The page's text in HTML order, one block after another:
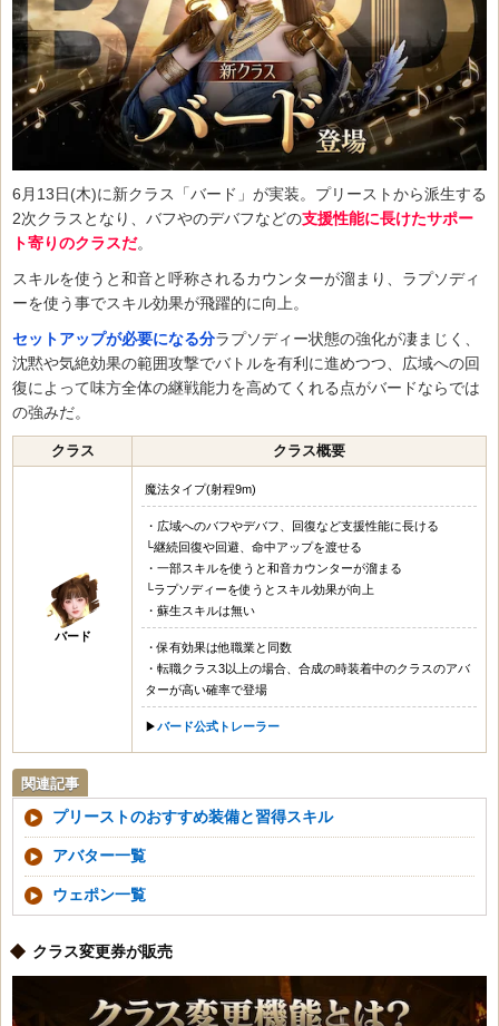
6月13日(木)に新クラス「バード」が実装。プリーストから派生する
2次クラスとなり、バフやのデバフなどの支援性能に長けたサポー
ト寄りのクラスだ。
スキルを使うと和音と呼称されるカウンターが溜まり、ラプソディ
ーを使う事でスキル効果が飛躍的に向上。
セットアップが必要になる分ラプソディー状態の強化が凄まじく、
沈黙や気絶効果の範囲攻撃でバトルを有利に進めつつ、広域への回
復によって味方全体の継戦能力を高めてくれる点がバードならでは
の強みだ。
クラス クラス概要
バード
魔法タイプ(射程9m)
・広域へのバフやデバフ、回復など支援性能に長ける
└継続回復や回避、命中アップを渡せる
・一部スキルを使うと和音カウンターが溜まる
└ラプソディーを使うとスキル効果が向上
・蘇生スキルは無い
・保有効果は他職業と同数
・転職クラス3以上の場合、合成の時装着中のクラスのアバ
ターが高い確率で登場
▶バード公式トレーラー
関連記事
プリーストのおすすめ装備と習得スキル
アバター一覧
ウェポン一覧
クラス変更券が販売